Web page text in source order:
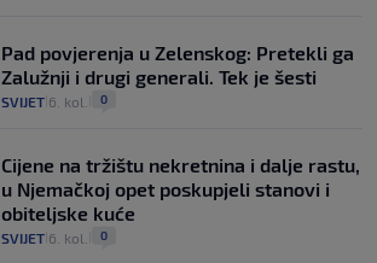
Pad povjerenja u Zelenskog: Pretekli ga
Zalužnji i drugi generali. Tek je šesti
SVIJET 6. kol. 0
Cijene na tržištu nekretnina i dalje rastu,
u Njemačkoj opet poskupjeli stanovi i
obiteljske kuće
SVIJET 6. kol. 0